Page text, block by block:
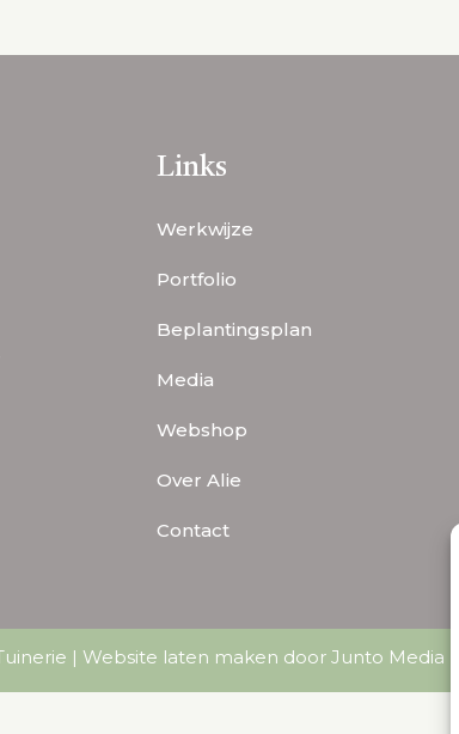
Links
Werkwijze
Portfolio
Beplantingsplan
Media
Webshop
Over Alie
Contact
| Website laten maken door Junto Media